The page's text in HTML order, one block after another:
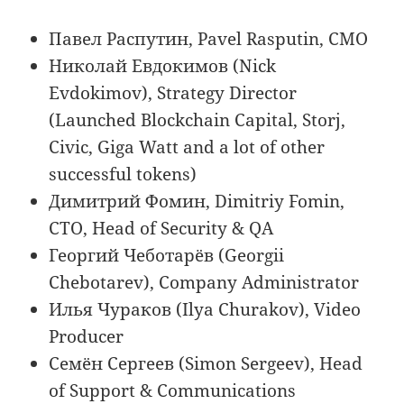
Павел Распутин, Pavel Rasputin, CMO
Николай Евдокимов (Nick
Evdokimov), Strategy Director
(Launched Blockchain Capital, Storj,
Civic, Giga Watt and a lot of other
successful tokens)
Димитрий Фомин, Dimitriy Fomin,
CTO, Head of Security & QA
Георгий Чеботарёв (Georgii
Chebotarev), Company Administrator
Илья Чураков (Ilya Churakov), Video
Producer
Семён Сергеев (Simon Sergeev), Head
of Support & Communications